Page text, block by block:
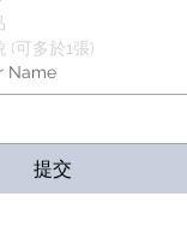
(可多於1張)
Name
提交